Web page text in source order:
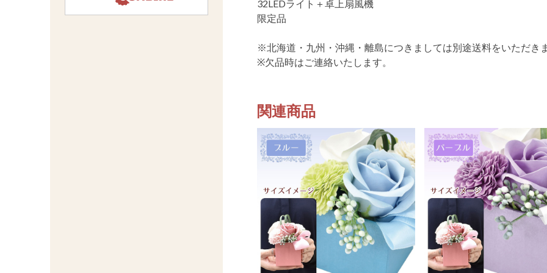
32LEDライト＋卓上扇風機
限定品
※北海道・九州・沖縄・離島につきましては別途送料をいただき
※欠品時はご連絡いたします。
関連商品